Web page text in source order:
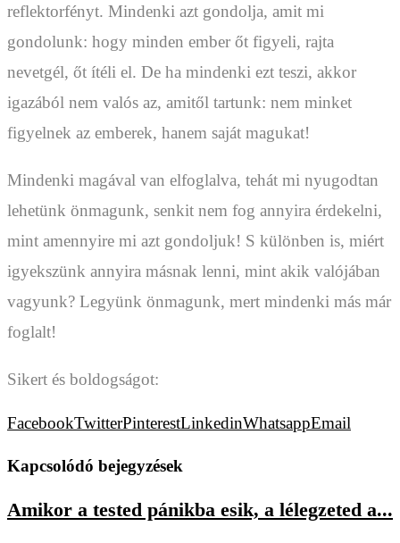
reflektorfényt. Mindenki azt gondolja, amit mi
gondolunk: hogy minden ember őt figyeli, rajta
nevetgél, őt ítéli el. De ha mindenki ezt teszi, akkor
igazából nem valós az, amitől tartunk: nem minket
figyelnek az emberek, hanem saját magukat!
Mindenki magával van elfoglalva, tehát mi nyugodtan
lehetünk önmagunk, senkit nem fog annyira érdekelni,
mint amennyire mi azt gondoljuk! S különben is, miért
igyekszünk annyira másnak lenni, mint akik valójában
vagyunk? Legyünk önmagunk, mert mindenki más már
foglalt!
Sikert és boldogságot:
FacebookTwitterPinterestLinkedinWhatsappEmail
Kapcsolódó bejegyzések
Amikor a tested pánikba esik, a lélegzeted a...